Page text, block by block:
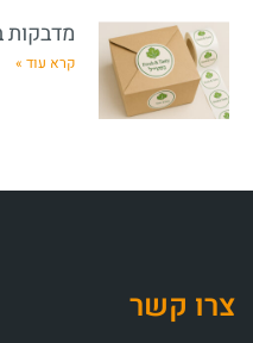
מדבקות
קרא עוד »
צרו קשר